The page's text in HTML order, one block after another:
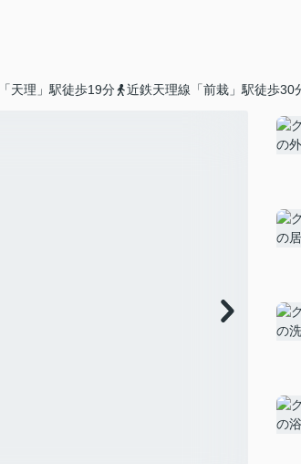
天理」駅徒歩19分 近鉄天理線「前栽」駅徒歩30